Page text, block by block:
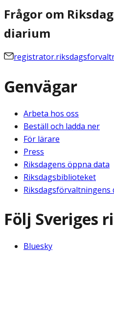
Frågor om
diarium
Genvägar
Arbeta hos oss
Beställ och ladda ner
För lärare
Press
Riksdagens öppna data
Riksdagsbiblioteket
Riksdagsförvaltningens
Följ Sveriges
Bluesky